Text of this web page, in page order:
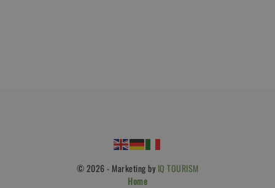
© 2026 - Marketing by IQ TOURISM
Home